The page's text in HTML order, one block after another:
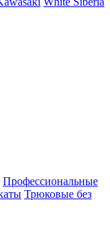
Профессиональные
Трюковые без